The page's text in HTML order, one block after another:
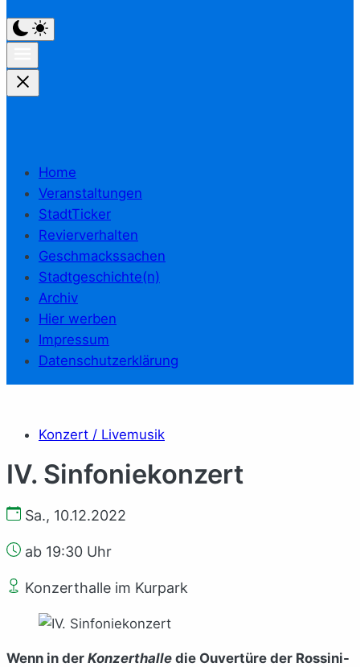
Home
Veranstaltungen
StadtTicker
Revierverhalten
Geschmackssachen
Stadtgeschichte(n)
Archiv
Hier werben
Impressum
Datenschutzerklärung
Konzert / Livemusik
IV. Sinfoniekonzert
Sa., 10.12.2022
ab 19:30 Uhr
Konzerthalle im Kurpark
Wenn in der Konzerthalle die Ouvertüre der Rossini-